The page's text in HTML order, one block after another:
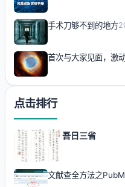
手术刀够不到的地方
首次与大家见面，激
点击排行
吾日三省
文献查全方法之